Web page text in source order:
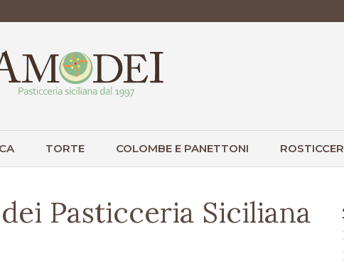
TORTE COLOMBE E PANETTONI
Pasticceria Siciliana